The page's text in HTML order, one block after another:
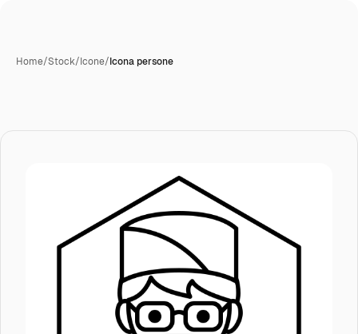
Home/Stock/Icone/Icona persone